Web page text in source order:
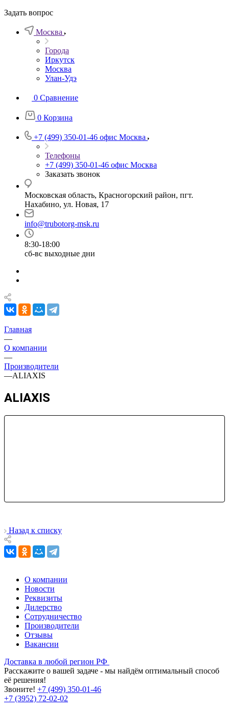
Задать вопрос
Москва
Города
Иркутск
Москва
Улан-Удэ
0 Сравнение
0 Корзина
+7 (499) 350-01-46 офис Москва
Телефоны
+7 (499) 350-01-46 офис Москва
Заказать звонок
Московская область, Красногорский район, пгт.
Нахабино, ул. Новая, 17
info@trubotorg-msk.ru
8:30-18:00
сб-вс выходные дни
Главная
—
О компании
—
Производители
—ALIAXIS
ALIAXIS
Назад к списку
О компании
Новости
Реквизиты
Дилерство
Сотрудничество
Производители
Отзывы
Вакансии
Доставка в любой регион РФ
Расскажите о вашей задаче - мы найдём оптимальный способ
её решения!
Звоните! +7 (499) 350-01-46
+7 (3952) 72-02-02